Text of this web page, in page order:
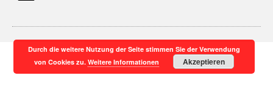
Durch die weitere Nutzung der Seite stimmen Sie der Verwendung
von Cookies zu.Weitere Informationen Akzeptieren